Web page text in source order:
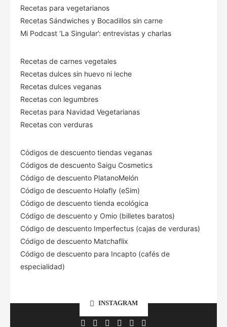
Recetas para vegetarianos
Recetas Sándwiches y Bocadillos sin carne
Mi Podcast ‘La Singular’: entrevistas y charlas
Recetas de carnes vegetales
Recetas dulces sin huevo ni leche
Recetas dulces veganas
Recetas con legumbres
Recetas para Navidad Vegetarianas
Recetas con verduras
Códigos de descuento tiendas veganas
Códigos de descuento Saigu Cosmetics
Código de descuento PlatanoMelón
Código de descuento Holafly (eSim)
Código de descuento tienda ecológica
Código de descuento y Omio (billetes baratos)
Código de descuento Imperfectus (cajas de verduras)
Código de descuento Matchaflix
Código de descuento para Incapto (cafés de
especialidad)
INSTAGRAM